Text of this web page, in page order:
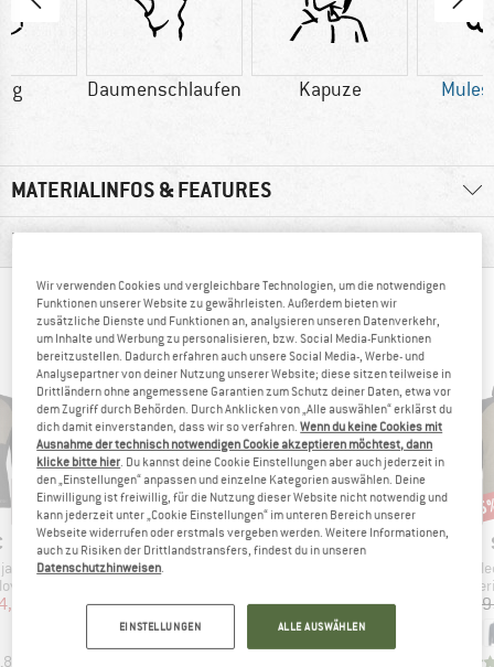
g Daumenschlaufen Kapuze
MATERIALINFOS & FEATURES
PRODUKTBESCHREIBUNG
ANDERE BERGFREUNDE SCHAUTEN SICH AUCH
AN
Pullover
Preis
€
MARKE
STOIC
Artikel
MerinoFleece335 KuolpaSt. II Zip Hoody
Preis
189,95 € reduzierter Preis
ab94,98 €
Rabatt
bis 50%
MARKE
STOIC
Preis
189,95 € reduzierter Preis
ab94,98 €
Rabatt
bis 50%
Wir verwenden Cookies und vergleichbare Technologien, um die notwendigen
Funktionen unserer Website zu gewährleisten. Außerdem bieten wir
zusätzliche Dienste und Funktionen an, analysieren unseren Datenverkehr,
um Inhalte und Werbung zu personalisieren, bzw. Social Media-Funktionen
bereitzustellen. Dadurch erfahren auch unsere Social Media-, Werbe- und
Analysepartner von deiner Nutzung unserer Website; diese sitzen teilweise in
Drittländern ohne angemessene Garantien zum Schutz deiner Daten, etwa vor
dem Zugriff durch Behörden. Durch Anklicken von „Alle auswählen“ erklärst du
dich damit einverstanden, dass wir so verfahren.Wenn du keine Cookies mit
Ausnahme der technisch notwendigen Cookie akzeptieren möchtest, dann
klicke bitte hier. Du kannst deine Cookie Einstellungen aber auch jederzeit in
den „Einstellungen“ anpassen und einzelne Kategorien auswählen. Deine
Einwilligung ist freiwillig, für die Nutzung dieser Website nicht notwendig und
kann jederzeit unter „Cookie Einstellungen“ im unteren Bereich unserer
Webseite widerrufen oder erstmals vergeben werden. Weitere Informationen,
auch zu Risiken der Drittlandstransfers, findest du in unseren
Datenschutzhinweisen.
EINSTELLUNGEN ALLE AUSWÄHLEN